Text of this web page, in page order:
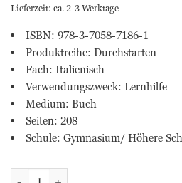
Lieferzeit: ca. 2-3 Werktage
ISBN: 978-3-7058-7186-1
Produktreihe: Durchstarten
Fach: Italienisch
Verwendungszweck: Lernhilfe
Medium: Buch
Seiten: 208
Schule: Gymnasium/ Höhere
ITALIENISCH Coachingbuch -